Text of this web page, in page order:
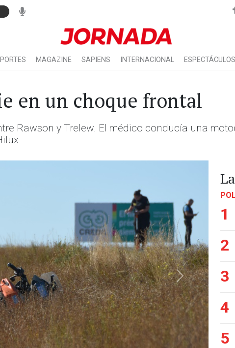
MAGAZINE SAPIENS INTERNACIONAL ESPECTÁCULOS
en un choque frontal
Rawson y Trelew. El médico conducía una
Siguiente
1
2
3
4
5